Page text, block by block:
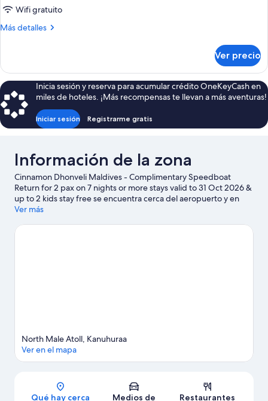
Wifi gratuito
Más detalles
Más
Ver precio
Inicia sesión y reserva para acumular crédito OneKeyCash en
miles de hoteles. ¡Más recompensas te llevan a más aventuras!
Iniciar sesión Registrarme gratis
Información de la zona
Cinnamon Dhonveli Maldives - Complimentary Speedboat
Return for 2 pax on 7 nights or more stays valid to 31 Oct 2026 &
up to 2 kids stay free se encuentra cerca del aeropuerto y en
una playa privada, en Kanuhuraa. Aquellos que deseen ir de
Orofini, mientras que quienes quieran apreciar la belleza natural
Ver más
Sección del mapa
North Male Atoll, Kanuhuraa
Ver en el mapa
Qué hay cerca
Medios de
Restaurantes